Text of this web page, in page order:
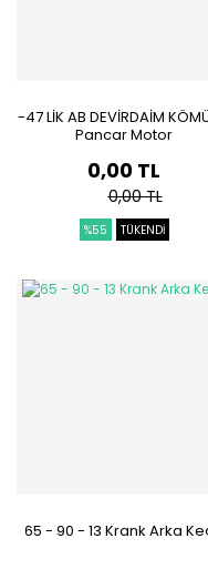
-47 LİK AB DEVİRDAİM
Pancar Motor
0,00 TL
0,00 TL
%55 TÜKENDİ
65 - 90 - 13 Krank Arka